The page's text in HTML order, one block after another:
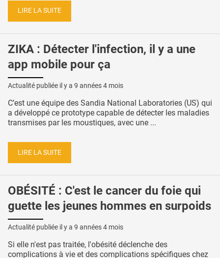
LIRE LA SUITE
ZIKA : Détecter l'infection, il y a une
app mobile pour ça
Actualité publiée il y a 9 années 4 mois
C’est une équipe des Sandia National Laboratories (US) qui
a développé ce prototype capable de détecter les maladies
transmises par les moustiques, avec une ...
LIRE LA SUITE
OBÉSITÉ : C'est le cancer du foie qui
guette les jeunes hommes en surpoids
Actualité publiée il y a 9 années 4 mois
Si elle n'est pas traitée, l'obésité déclenche des
complications à vie et des complications spécifiques chez